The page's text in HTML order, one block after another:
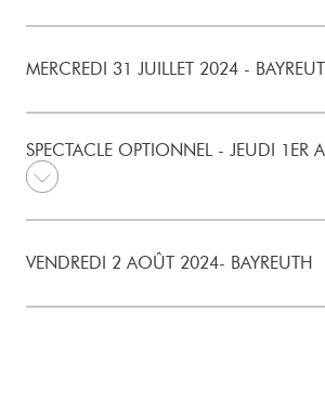
MERCREDI 31 JUILLET 2024 -
SPECTACLE OPTIONNEL - JEUDI 1ER
VENDREDI 2 AOÛT 2024- BAYREUTH